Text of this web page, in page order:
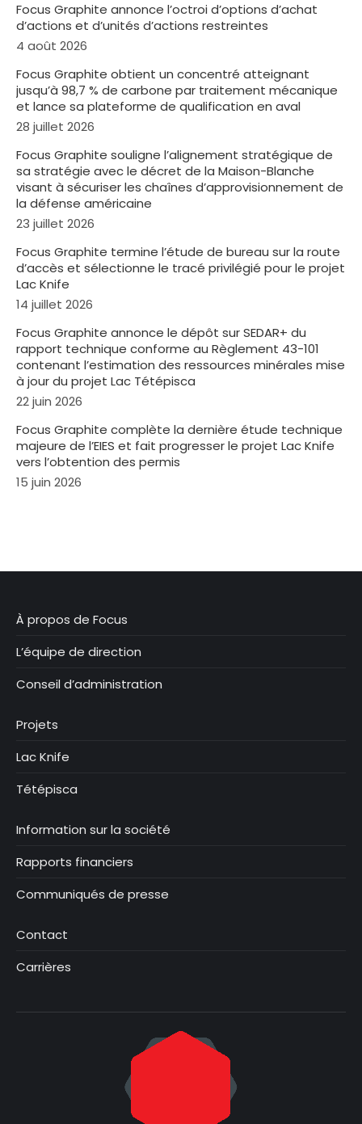
Focus Graphite annonce l’octroi d’options d’achat
d’actions et d’unités d’actions restreintes
4 août 2026
Focus Graphite obtient un concentré atteignant
jusqu’à 98,7 % de carbone par traitement mécanique
et lance sa plateforme de qualification en aval
28 juillet 2026
Focus Graphite souligne l’alignement stratégique de
sa stratégie avec le décret de la Maison-Blanche
visant à sécuriser les chaînes d’approvisionnement de
la défense américaine
23 juillet 2026
Focus Graphite termine l’étude de bureau sur la route
d’accès et sélectionne le tracé privilégié pour le projet
Lac Knife
14 juillet 2026
Focus Graphite annonce le dépôt sur SEDAR+ du
rapport technique conforme au Règlement 43-101
contenant l’estimation des ressources minérales mise
à jour du projet Lac Tétépisca
22 juin 2026
Focus Graphite complète la dernière étude technique
majeure de l’EIES et fait progresser le projet Lac Knife
vers l’obtention des permis
15 juin 2026
À propos de Focus
L’équipe de direction
Conseil d’administration
Projets
Lac Knife
Tétépisca
Information sur la société
Rapports financiers
Communiqués de presse
Contact
Carrières